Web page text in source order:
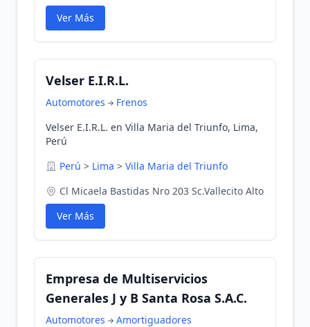
Ver Más
Velser E.I.R.L.
Automotores
Frenos
Velser E.I.R.L. en Villa Maria del Triunfo, Lima,
Perú
Perú > Lima > Villa Maria del Triunfo
Cl Micaela Bastidas Nro 203 Sc.Vallecito Alto
Ver Más
Empresa de Multiservicios
Generales J y B Santa Rosa S.A.C.
Automotores
Amortiguadores